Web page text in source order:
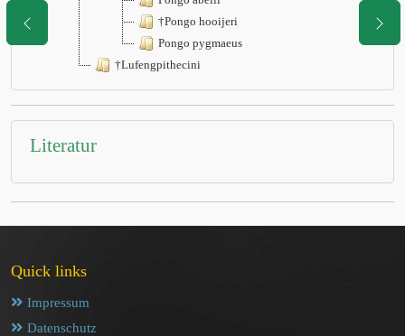
†Pongo hooijeri
Pongo pygmaeus
†Lufengpithecini
Literatur
Quick links
Impressum
Datenschutz